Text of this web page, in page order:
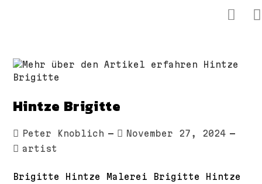
Hintze Brigitte
Beitrags-
Autor:
Peter Knoblich
Beitrag
November 27, 2024
Beitrags-
artist
Brigitte Hintze Malerei Brigitte Hintze